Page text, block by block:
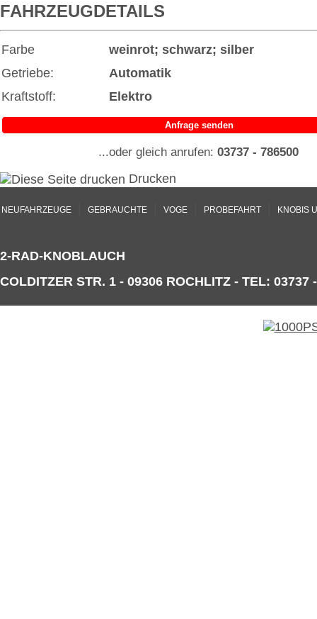
FAHRZEUGDETAILS
Farbe
weinrot; schwarz; silber
Getriebe:
Automatik
Kraftstoff:
Elektro
Anfrage senden
...oder gleich anrufen: 03737 - 786500
Drucken
NEUFAHRZEUGE GEBRAUCHTE VOGE PROBEFAHRT KNOBIS
2-RAD-KNOBLAUCH
COLDITZER STR. 1 - 09306 ROCHLITZ - TEL: 03737